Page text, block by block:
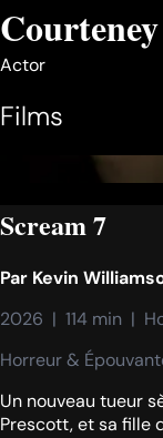
Actor
Films
Scream 7
Par Kevin
2026  |  114 min  |
Horreur &
Un nouveau tueur
Prescott, et sa fille